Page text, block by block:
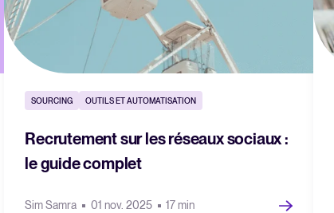
SOURCING OUTILS ET AUTOMATISATION
Recrutement sur les réseaux sociaux :
le guide complet
Sim Samra 01 nov. 2025 17 min